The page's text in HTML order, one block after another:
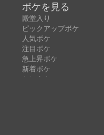
ボケを見る
殿堂入り
ピックアップボケ
人気ボケ
注目ボケ
急上昇ボケ
新着ボケ
セレクト